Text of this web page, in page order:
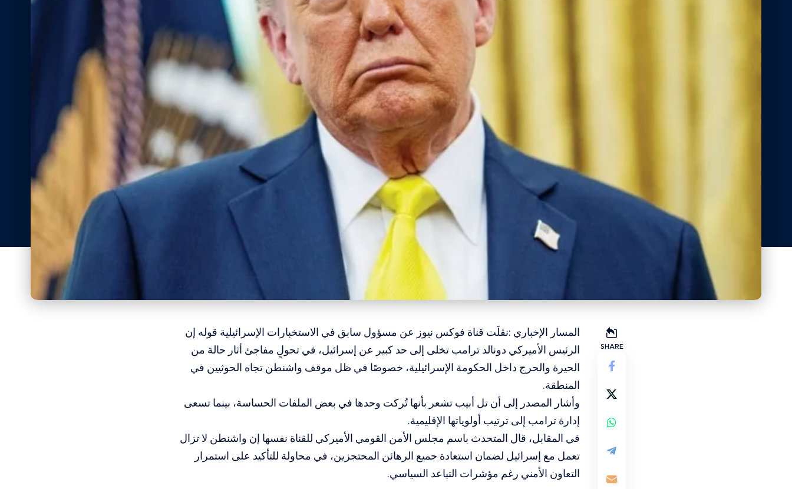
SHARE
المسار الإخباري :نقلَت قناة فوكس نيوز عن مسؤول سابق في الاستخبارات الإسرائيلية قوله إن
الرئيس الأميركي دونالد ترامب تخلى إلى حد كبير عن إسرائيل، في تحولٍ مفاجئ أثار حالة من
الحيرة والحرج داخل الحكومة الإسرائيلية، خصوصًا في ظل موقف واشنطن تجاه الحوثيين في
المنطقة.
وأشار المصدر إلى أن تل أبيب تشعر بأنها تُركت وحدها في بعض الملفات الحساسة، بينما تسعى
إدارة ترامب إلى ترتيب أولوياتها الإقليمية.
في المقابل، قال المتحدث باسم مجلس الأمن القومي الأميركي للقناة نفسها إن واشنطن لا تزال
تعمل مع إسرائيل لضمان استعادة جميع الرهائن المحتجزين، في محاولة للتأكيد على استمرار
التعاون الأمني رغم مؤشرات التباعد السياسي.